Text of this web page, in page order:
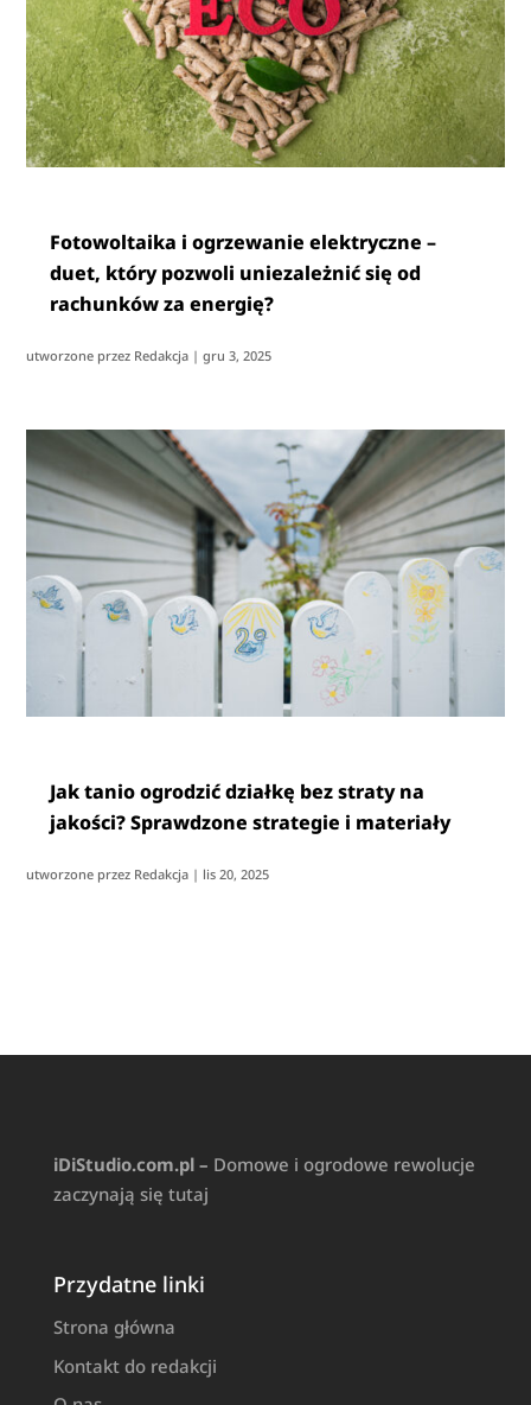
Fotowoltaika i ogrzewanie elektryczne –
duet, który pozwoli uniezależnić się od
rachunków za energię?
utworzone przez Redakcja |gru 3, 2025
Jak tanio ogrodzić działkę bez straty na
jakości? Sprawdzone strategie i materiały
utworzone przez Redakcja | lis 20, 2025
iDiStudio.com.pl – Domowe i ogrodowe rewolucje
zaczynają się tutaj
Przydatne linki
Strona główna
Kontakt do redakcji